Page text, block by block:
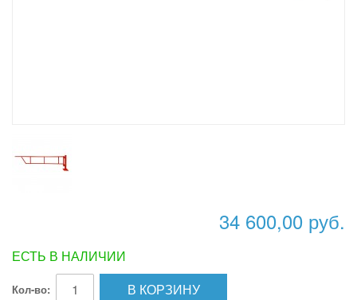
34 600,00 руб.
ЕСТЬ В НАЛИЧИИ
Кол-во: В КОРЗИНУ